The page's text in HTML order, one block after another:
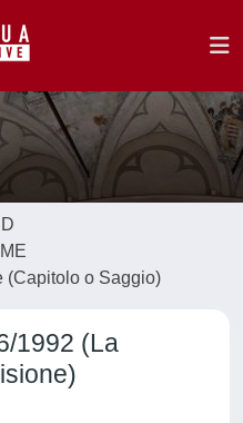
(Capitolo o Saggio)
1992 (La